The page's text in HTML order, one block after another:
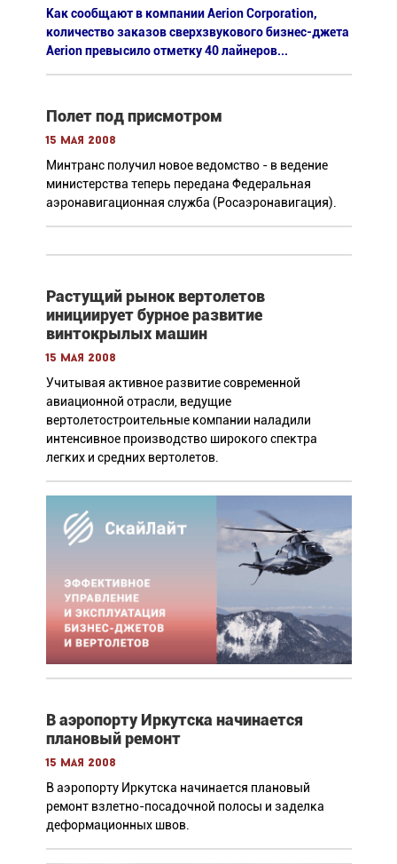
Как сообщают в компании Aerion Corporation,
количество заказов сверхзвукового бизнес-джета
Aerion превысило отметку 40 лайнеров...
Полет под присмотром
15 мая 2008
Минтранс получил новое ведомство - в ведение
министерства теперь передана Федеральная
аэронавигационная служба (Росаэронавигация).
Растущий рынок вертолетов
инициирует бурное развитие
винтокрылых машин
15 мая 2008
Учитывая активное развитие современной
авиационной отрасли, ведущие
вертолетостроительные компании наладили
интенсивное производство широкого спектра
легких и средних вертолетов.
В аэропорту Иркутска начинается
плановый ремонт
15 мая 2008
В аэропорту Иркутска начинается плановый
ремонт взлетно-посадочной полосы и заделка
деформационных швов.